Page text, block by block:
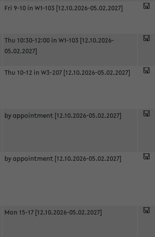
Fri 9-10 in W1-103 [12.10.2026-05.02.2027]
Thu 10:30-12:00 in W1-103 [12.10.2026-
05.02.2027]
Thu 10-12 in W3-207 [12.10.2026-05.02.2027]
by appointment [12.10.2026-05.02.2027]
by appointment [12.10.2026-05.02.2027]
Mon 15-17 [12.10.2026-05.02.2027]